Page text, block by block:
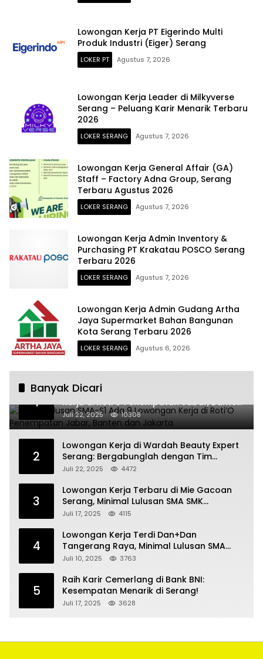
Lowongan Kerja PT Eigerindo Multi
Produk Industri (Eiger) Serang
LOKER PT Agustus 7, 2026
Lowongan Kerja Leader di Milkyverse
Serang – Peluang Karir Menarik Terbaru
2026
LOKER SERANG Agustus 7, 2026
Lowongan Kerja General Affair (GA)
Staff – Factory Adna Group, Serang
Terbaru Agustus 2026
LOKER SERANG Agustus 7, 2026
Lowongan Kerja Admin Inventory &
Purchasing PT Krakatau POSCO Serang
Terbaru 2026
LOKER SERANG Agustus 7, 2026
Lowongan Kerja Admin Gudang Artha
Jaya Supermarket Bahan Bangunan
Kota Serang Terbaru 2026
LOKER SERANG Agustus 6, 2026
Banyak Dicari
1
Untuk Lulusan SMA-S1 Ada 9 Lowongan
Kerja di Roti’O Penempatan Jabar, Banten
dan Jakarta
Juli 22, 2025 10308
2
Lowongan Kerja di Wardah Beauty Expert
Serang: Bergabunglah dengan Tim
Kecantikan
Juli 22, 2025 4472
3
Lowongan Kerja Terbaru di Mie Gacoan
Serang, Minimal Lulusan SMA SMK
Sederajat
Juli 17, 2025 4115
4
Lowongan Kerja Terdi Dan+Dan
Tangerang Raya, Minimal Lulusan SMA
SMK
Juli 10, 2025 3763
5
Raih Karir Cemerlang di Bank BNI:
Kesempatan Menarik di Serang!
Juli 17, 2025 3628